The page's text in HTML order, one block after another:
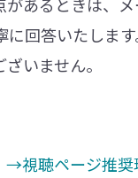
回答いたします
いません。
→視聴ページ推奨